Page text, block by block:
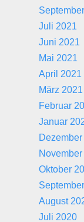
Juli 2021
Juni 2021
Mai 2021
April 2021
März 2021
Februar
Januar
Oktober
August
Juli 2020